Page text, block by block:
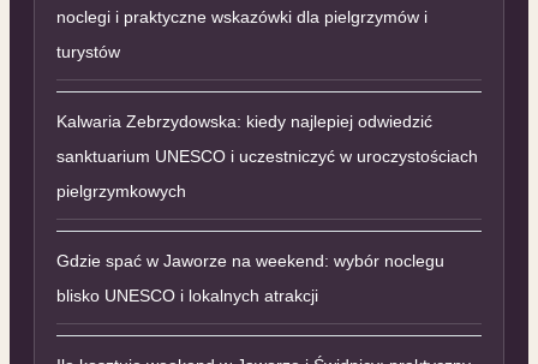
noclegi i praktyczne wskazówki dla pielgrzymów i
turystów
Kalwaria Zebrzydowska: kiedy najlepiej odwiedzić
sanktuarium UNESCO i uczestniczyć w uroczystościach
pielgrzymkowych
Gdzie spać w Jaworze na weekend: wybór noclegu
blisko UNESCO i lokalnych atrakcji